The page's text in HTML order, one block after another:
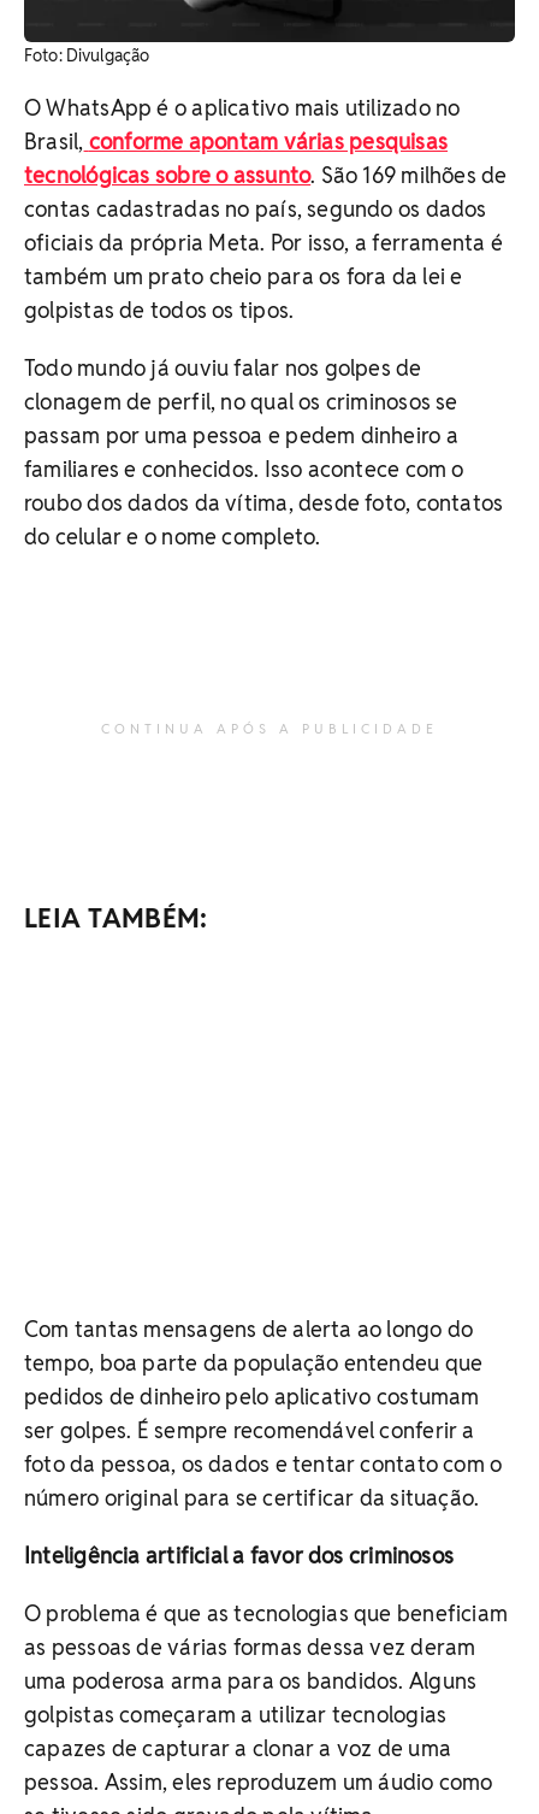
Foto: Divulgação
O WhatsApp é o aplicativo mais utilizado no
Brasil, conforme apontam várias pesquisas
tecnológicas sobre o assunto. São 169 milhões de
contas cadastradas no país, segundo os dados
oficiais da própria Meta. Por isso, a ferramenta é
também um prato cheio para os fora da lei e
golpistas de todos os tipos.
Todo mundo já ouviu falar nos golpes de
clonagem de perfil, no qual os criminosos se
passam por uma pessoa e pedem dinheiro a
familiares e conhecidos. Isso acontece com o
roubo dos dados da vítima, desde foto, contatos
do celular e o nome completo.
CONTINUA APÓS A PUBLICIDADE
LEIA TAMBÉM:
Com tantas mensagens de alerta ao longo do
tempo, boa parte da população entendeu que
pedidos de dinheiro pelo aplicativo costumam
ser golpes. É sempre recomendável conferir a
foto da pessoa, os dados e tentar contato com o
número original para se certificar da situação.
Inteligência artificial a favor dos criminosos
O problema é que as tecnologias que beneficiam
as pessoas de várias formas dessa vez deram
uma poderosa arma para os bandidos. Alguns
golpistas começaram a utilizar tecnologias
capazes de capturar a clonar a voz de uma
pessoa. Assim, eles reproduzem um áudio como